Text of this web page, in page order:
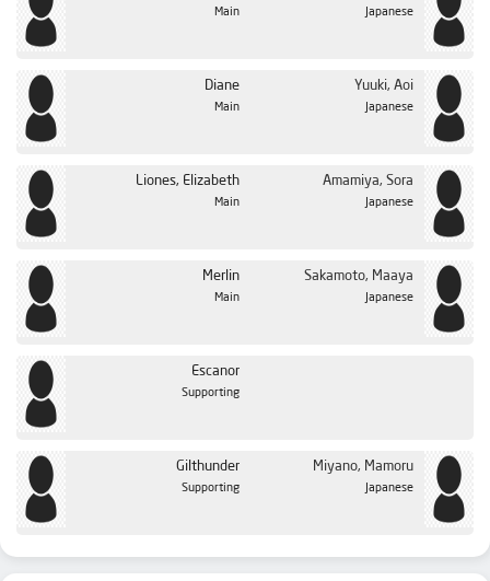
Main Japanese
Diane
Main
Yuuki, Aoi
Japanese
Liones, Elizabeth
Main
Amamiya, Sora
Japanese
Merlin
Main
Sakamoto, Maaya
Japanese
Escanor
Supporting
Gilthunder
Supporting
Miyano, Mamoru
Japanese